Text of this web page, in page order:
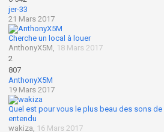
jer-33
21 Mars 2017
Cherche un local à louer
AnthonyX5M, 18 Mars 2017
2
807
AnthonyX5M
19 Mars 2017
Quel est pour vous le plus beau des sons
entendu
wakiza, 16 Mars 2017